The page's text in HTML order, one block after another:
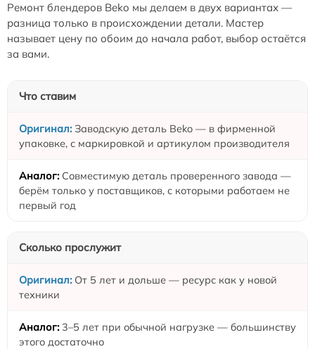
Ремонт блендеров Beko мы делаем в двух вариантах —
разница только в происхождении детали. Мастер
называет цену по обоим до начала работ, выбор остаётся
за вами.
Что ставим
Заводскую деталь Beko — в фирменной
упаковке, с маркировкой и артикулом производителя
Совместимую деталь проверенного завода —
берём только у поставщиков, с которыми работаем не
первый год
Сколько прослужит
От 5 лет и дольше — ресурс как у новой
техники
3–5 лет при обычной нагрузке — большинству
этого достаточно